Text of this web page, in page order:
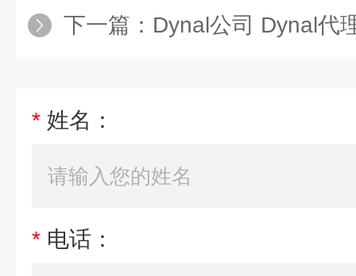
下一篇： Dynal公司 Dynal代
* 姓名：
* 电话：